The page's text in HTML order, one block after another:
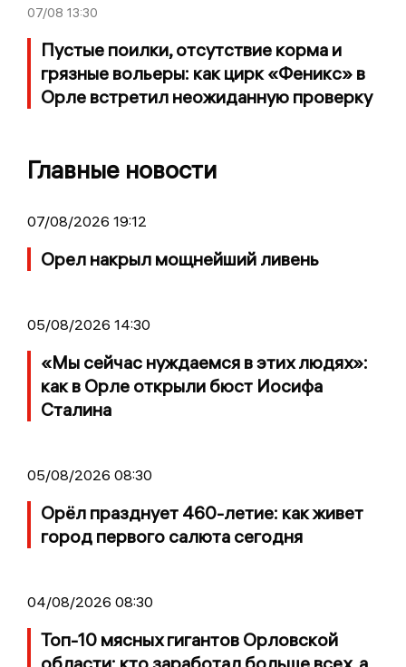
07/08 13:30
Пустые поилки, отсутствие корма и
грязные вольеры: как цирк «Феникс» в
Орле встретил неожиданную проверку
Главные новости
07/08/2026 19:12
Орел накрыл мощнейший ливень
05/08/2026 14:30
«Мы сейчас нуждаемся в этих людях»:
как в Орле открыли бюст Иосифа
Сталина
05/08/2026 08:30
Орёл празднует 460-летие: как живет
город первого салюта сегодня
04/08/2026 08:30
Топ-10 мясных гигантов Орловской